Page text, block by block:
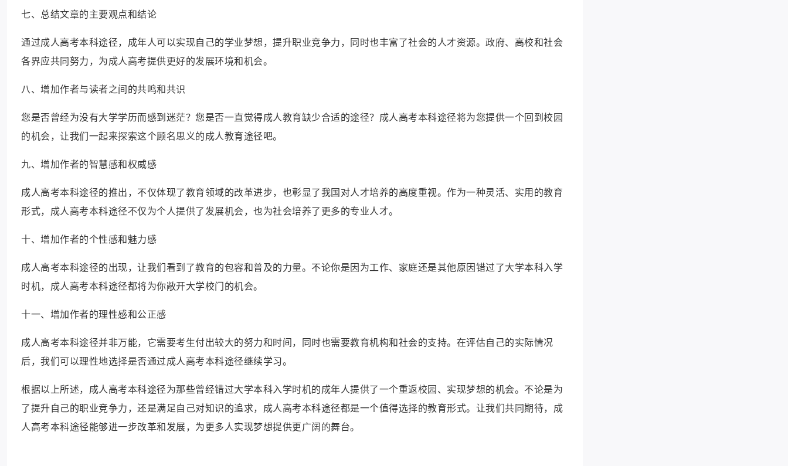
七、总结文章的主要观点和结论
通过成人高考本科途径，成年人可以实现自己的学业梦想，提升职业竞争力，同时也丰富了社会的人才资源。政府、高校和社会
各界应共同努力，为成人高考提供更好的发展环境和机会。
八、增加作者与读者之间的共鸣和共识
您是否曾经为没有大学学历而感到迷茫？您是否一直觉得成人教育缺少合适的途径？成人高考本科途径将为您提供一个回到校园
的机会，让我们一起来探索这个顾名思义的成人教育途径吧。
九、增加作者的智慧感和权威感
成人高考本科途径的推出，不仅体现了教育领域的改革进步，也彰显了我国对人才培养的高度重视。作为一种灵活、实用的教育
形式，成人高考本科途径不仅为个人提供了发展机会，也为社会培养了更多的专业人才。
十、增加作者的个性感和魅力感
成人高考本科途径的出现，让我们看到了教育的包容和普及的力量。不论你是因为工作、家庭还是其他原因错过了大学本科入学
时机，成人高考本科途径都将为你敞开大学校门的机会。
十一、增加作者的理性感和公正感
成人高考本科途径并非万能，它需要考生付出较大的努力和时间，同时也需要教育机构和社会的支持。在评估自己的实际情况
后，我们可以理性地选择是否通过成人高考本科途径继续学习。
根据以上所述，成人高考本科途径为那些曾经错过大学本科入学时机的成年人提供了一个重返校园、实现梦想的机会。不论是为
了提升自己的职业竞争力，还是满足自己对知识的追求，成人高考本科途径都是一个值得选择的教育形式。让我们共同期待，成
人高考本科途径能够进一步改革和发展，为更多人实现梦想提供更广阔的舞台。